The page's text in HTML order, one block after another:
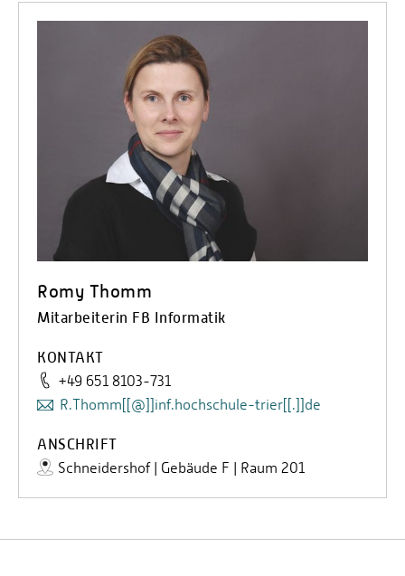
Romy Thomm
Mitarbeiterin FB Informatik
KONTAKT
+49 651 8103-731
R.Thomm[[@]]inf.hochschule-trier[[.]]de
ANSCHRIFT
Schneidershof | Gebäude F | Raum 201